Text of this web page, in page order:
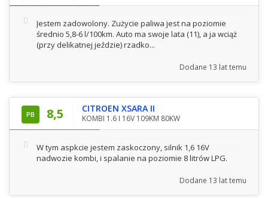
Jestem zadowolony. Zużycie paliwa jest na poziomie
średnio 5,8-6 l/100km. Auto ma swoje lata (11), a ja wciąż
(przy delikatnej jeździe) rzadko...
Dodane 13 lat temu
PB 8,5 CITROEN XSARA II
KOMBI 1.6 I 16V 109KM 80KW
W tym aspkcie jestem zaskoczony, silnik 1,6 16V
nadwozie kombi, i spalanie na poziomie 8 litrów LPG.
Dodane 13 lat temu